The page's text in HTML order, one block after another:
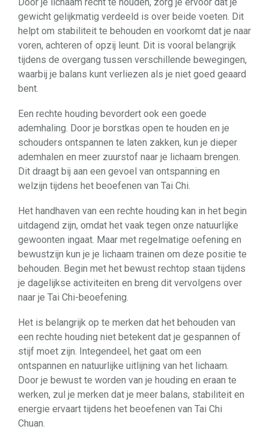
gewicht gelijkmatig verdeeld is over beide voeten. Dit
helpt om stabiliteit te behouden en voorkomt dat je naar
voren, achteren of opzij leunt. Dit is vooral belangrijk
tijdens de overgang tussen verschillende bewegingen,
waarbij je balans kunt verliezen als je niet goed geaard
bent.
Een rechte houding bevordert ook een goede
ademhaling. Door je borstkas open te houden en je
schouders ontspannen te laten zakken, kun je dieper
ademhalen en meer zuurstof naar je lichaam brengen.
Dit draagt bij aan een gevoel van ontspanning en
welzijn tijdens het beoefenen van Tai Chi.
Het handhaven van een rechte houding kan in het begin
uitdagend zijn, omdat het vaak tegen onze natuurlijke
gewoonten ingaat. Maar met regelmatige oefening en
bewustzijn kun je je lichaam trainen om deze positie te
behouden. Begin met het bewust rechtop staan tijdens
je dagelijkse activiteiten en breng dit vervolgens over
naar je Tai Chi-beoefening.
Het is belangrijk op te merken dat het behouden van
een rechte houding niet betekent dat je gespannen of
stijf moet zijn. Integendeel, het gaat om een
ontspannen en natuurlijke uitlijning van het lichaam.
Door je bewust te worden van je houding en eraan te
werken, zul je merken dat je meer balans, stabiliteit en
energie ervaart tijdens het beoefenen van Tai Chi
Chuan.